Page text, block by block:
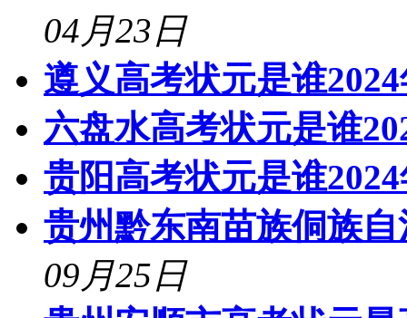
04月23日
遵义高考状元是谁
六盘水高考状元是谁
贵阳高考状元是谁
贵州黔东南苗族侗族
09月25日